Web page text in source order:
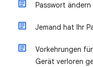
Passwort
Jemand hat Ihr
Vorkehrungen
Gerät verloren